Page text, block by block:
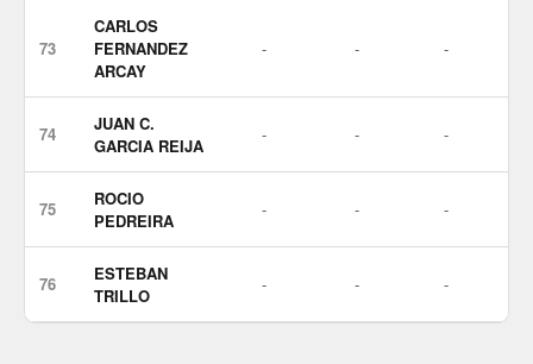
73
CARLOS
FERNANDEZ
ARCAY
- - -
74
JUAN C.
GARCIA REIJA
- - -
75
ROCIO
PEDREIRA
- - -
76
ESTEBAN
TRILLO
- - -